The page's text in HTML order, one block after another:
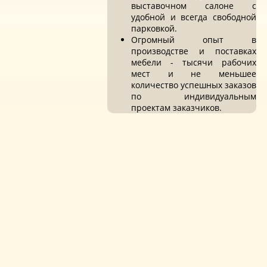
выставочном салоне с
удобной и всегда свободной
парковкой.
Огромный опыт в
производстве и поставках
мебели - тысячи рабочих
мест и не меньшее
количество успешных заказов
по индивидуальным
проектам заказчиков.